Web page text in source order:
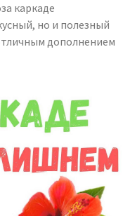
каркаде
но и полезный
дополнением